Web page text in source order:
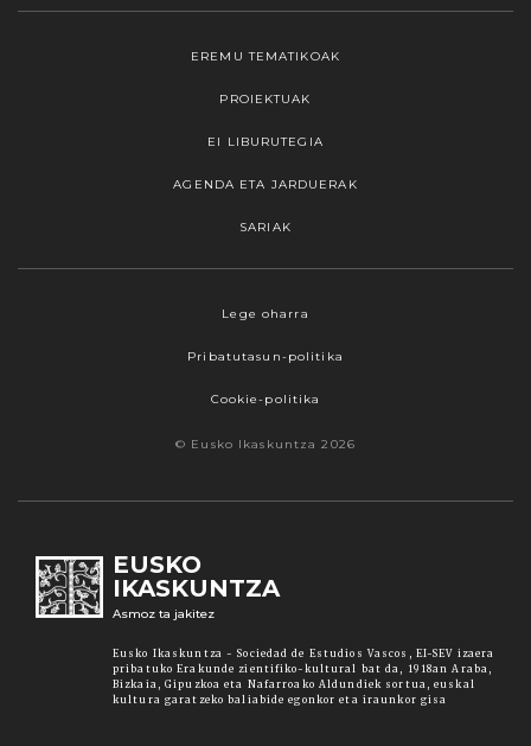
EREMU TEMATIKOAK
PROIEKTUAK
EI LIBURUTEGIA
AGENDA ETA JARDUERAK
SARIAK
Lege oharra
Pribatutasun-politika
Cookie-politika
© Eusko Ikaskuntza 2026
EUSKO
IKASKUNTZA
Asmoz ta jakitez
Eusko Ikaskuntza - Sociedad de Estudios Vascos, EI-SEV izaera
pribatuko Erakunde zientifiko-kultural bat da, 1918an Araba,
Bizkaia, Gipuzkoa eta Nafarroako Aldundiek sortua, euskal
kultura garatzeko baliabide egonkor eta iraunkor gisa
Webgune honek cookieak erabiltzen ditu,
nabigatzeko nahiago duzun cookie aukera.
Guztiz desaktibatzea ere hauta dezakezu.
"konfigurazioa" aukeran. "Onartzen dut" botoia
cookie politika onartzen duzula adierazten ari
gehiago lortzeko.
Onartu